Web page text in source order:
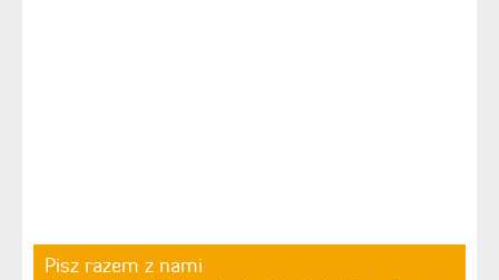
Pisz razem z nami